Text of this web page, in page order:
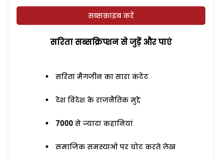
सब्सक्राइब करें
सरिता सब्सक्रिप्शन से जुड़ेें और पाएं
सरिता मैगजीन का सारा कंटेंट
देश विदेश के राजनैतिक मुद्दे
7000 से ज्यादा कहानियां
समाजिक समस्याओं पर चोट करते लेख